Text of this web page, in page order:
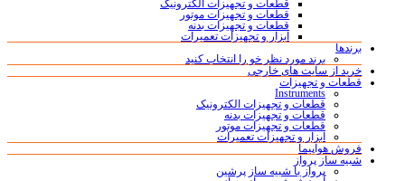
قطعات و تجهیزات الکترونیک
قطعات و تجهیزات موتور
قطعات و تجهیزات بدنه
ابزار و تجهیزات تعمیرات
برندها
برند مورد نظر خو را انتخاب کنید
خرید از سایت های خارجی
قطعات و تجهیزات
Instruments
قطعات و تجهیزات الکترونیک
قطعات و تجهیزات بدنه
قطعات و تجهیزات موتور
ابزار و تجهیزات تعمیرات
فروش هواپیما
شبیه ساز پرواز
پرواز با شبیه ساز پرشین